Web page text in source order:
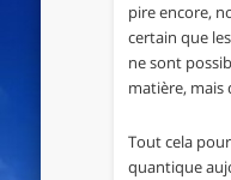
pire encore,
certain que
ne sont
matière, mais
Tout cela
quantique